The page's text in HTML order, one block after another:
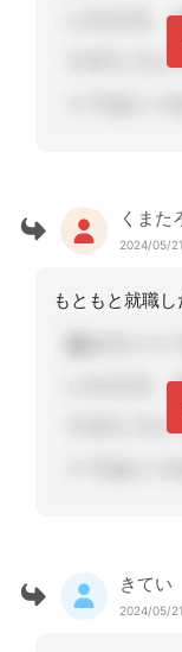
くまた
2024/05/
きてい
2024/05/